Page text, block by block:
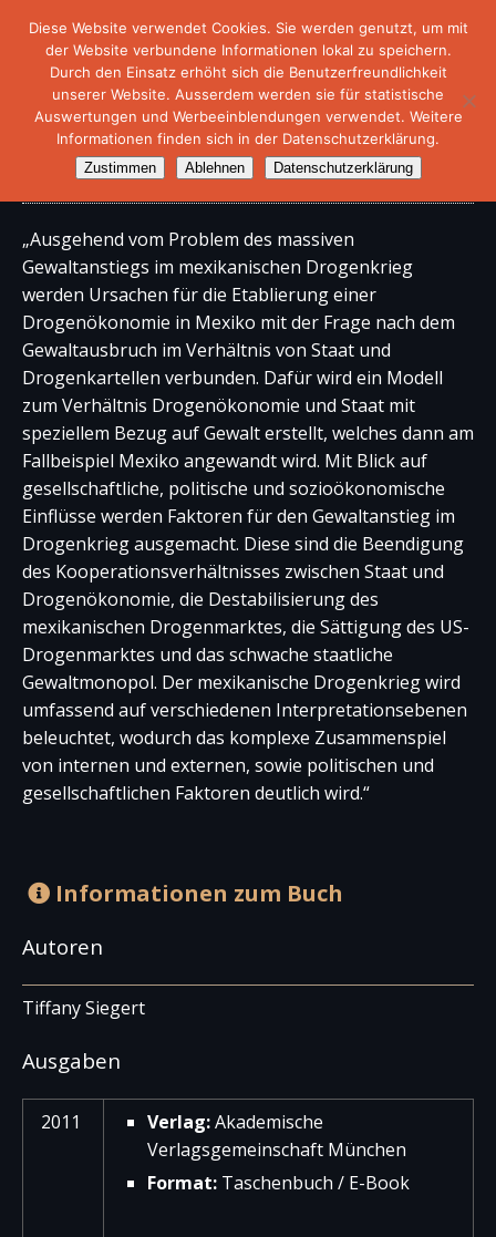
Buch – Mexiko im Drogenkrieg
„Ausgehend vom Problem des massiven
Gewaltanstiegs im mexikanischen Drogenkrieg
werden Ursachen für die Etablierung einer
Drogenökonomie in Mexiko mit der Frage nach dem
Gewaltausbruch im Verhältnis von Staat und
Drogenkartellen verbunden. Dafür wird ein Modell
zum Verhältnis Drogenökonomie und Staat mit
speziellem Bezug auf Gewalt erstellt, welches dann am
Fallbeispiel Mexiko angewandt wird. Mit Blick auf
gesellschaftliche, politische und sozioökonomische
Einflüsse werden Faktoren für den Gewaltanstieg im
Drogenkrieg ausgemacht. Diese sind die Beendigung
des Kooperationsverhältnisses zwischen Staat und
Drogenökonomie, die Destabilisierung des
mexikanischen Drogenmarktes, die Sättigung des US-
Drogenmarktes und das schwache staatliche
Gewaltmonopol. Der mexikanische Drogenkrieg wird
umfassend auf verschiedenen Interpretationsebenen
beleuchtet, wodurch das komplexe Zusammenspiel
von internen und externen, sowie politischen und
gesellschaftlichen Faktoren deutlich wird.“
Informationen zum Buch
Autoren
Tiffany Siegert
Ausgaben
2011 Verlag:Akademische
Verlagsgemeinschaft München
Format: Taschenbuch / E-Book
Diese Website verwendet Cookies. Sie werden genutzt, um mit
der Website verbundene Informationen lokal zu speichern.
Durch den Einsatz erhöht sich die Benutzerfreundlichkeit
unserer Website. Ausserdem werden sie für statistische
Auswertungen und Werbeeinblendungen verwendet. Weitere
Informationen finden sich in der Datenschutzerklärung.
Zustimmen Ablehnen Datenschutzerklärung